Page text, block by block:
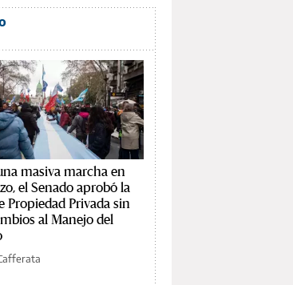
masiva marcha en
el Senado aprobó la
Propiedad Privada sin
al Manejo del